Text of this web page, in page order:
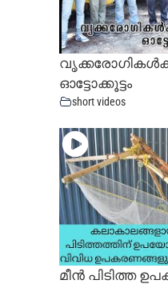
ഓട്ടോക്കൂട്ടം
short videos
മീൻ പിടിത്ത